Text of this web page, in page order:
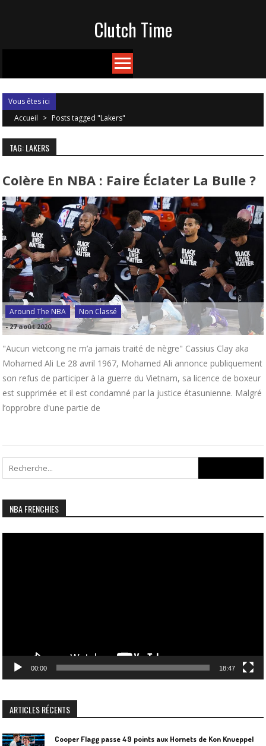
Clutch Time
Vous êtes ici
Accueil > Posts tagged "Lakers"
TAG: LAKERS
Colère En NBA : Faire Éclater La Bulle ?
Around The NBA Non Classé
-27 août 2020
"Aucun vietcong ne m’a jamais traité de nègre" Cassius Clay aka
Mohamed Ali Le 28 avril 1967, Mohamed Ali annonce publiquement
son refus de participer à la guerre du Vietnam, sa licence de boxeur
est supprimée et il est condamné par la justice étasunienne. Malgré
l’opprobre d'une partie de
for:
NBA FRENCHIES
00:00 18:47
ARTICLES RÉCENTS
Cooper Flagg passe 49 points aux Hornets de Kon Knueppel